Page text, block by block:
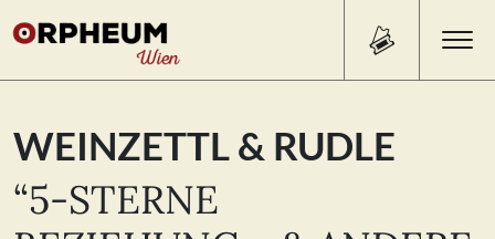
Search
for:
PROGRAMM/TICKETS
WEINZETTL & RUDLE
“5-STERNE